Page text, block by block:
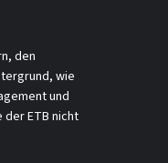
den
wie
und
der ETB nicht